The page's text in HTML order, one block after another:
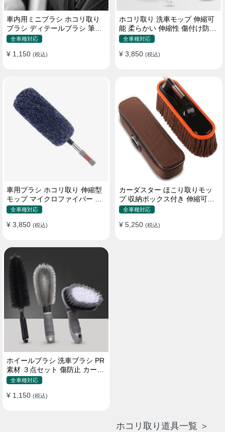
車内用ミニブラシ ホコリ取り
ブラシ ディテールブラシ 筆タ
イプ 車 エアコン吹き出し口
全車種対応
¥ 1,150 (税込)
ホコリ取り 洗車モップ 伸縮可
能 柔らかい 伸縮性 傷付け防止
軽量・コンパクト
全車種対応
¥ 3,850 (税込)
車用ブラシ ホコリ取り 伸縮型
モップ マイクロファイバー 洗
車道具 軽量・コンパクト
全車種対応
¥ 3,850 (税込)
カーダスター ほこり取りモッ
プ 収納ボックス付き 伸縮可能
ワックスブラシ 洗車ブラシ
全車種対応
¥ 5,250 (税込)
ホイールブラシ 洗車ブラシ PR
素材 ３点セット 傷防止 カーウ
ォッシュ プロ仕様
全車種対応
¥ 1,150 (税込)
ホコリ取り道具一覧 ＞